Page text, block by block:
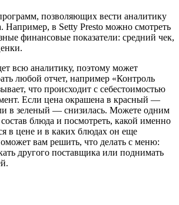
позволяющих вести аналитику
Например, в Setty Presto можно смотреть
финансовые показатели: средний чек,
всю аналитику, поэтому может
любой отчет, например «Контроль
что происходит с себестоимостью
Если цена окрашена в красный —
в зеленый — снизилась. Можете одним
блюда и посмотреть, какой именно
в цене и в каких блюдах он еще
вам решить, что делать с меню:
другого поставщика или поднимать